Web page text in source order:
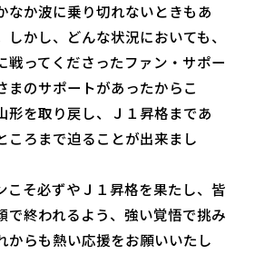
なか波に乗り切れないときもあ
しかし、どんな状況においても、
戦ってくださったファン・サポー
まのサポートがあったからこ
形を取り戻し、Ｊ１昇格まであ
ころまで迫ることが出来まし
こそ必ずやＪ１昇格を果たし、皆
で終われるよう、強い覚悟で挑み
からも熱い応援をお願いいたし